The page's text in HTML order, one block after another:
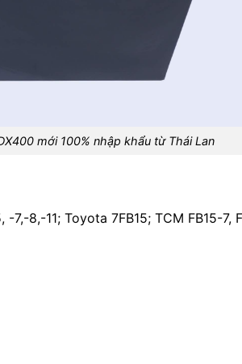
mới 100% nhập khẩu từ Thái Lan
-7,-8,-11; Toyota 7FB15; TCM FB15-7,